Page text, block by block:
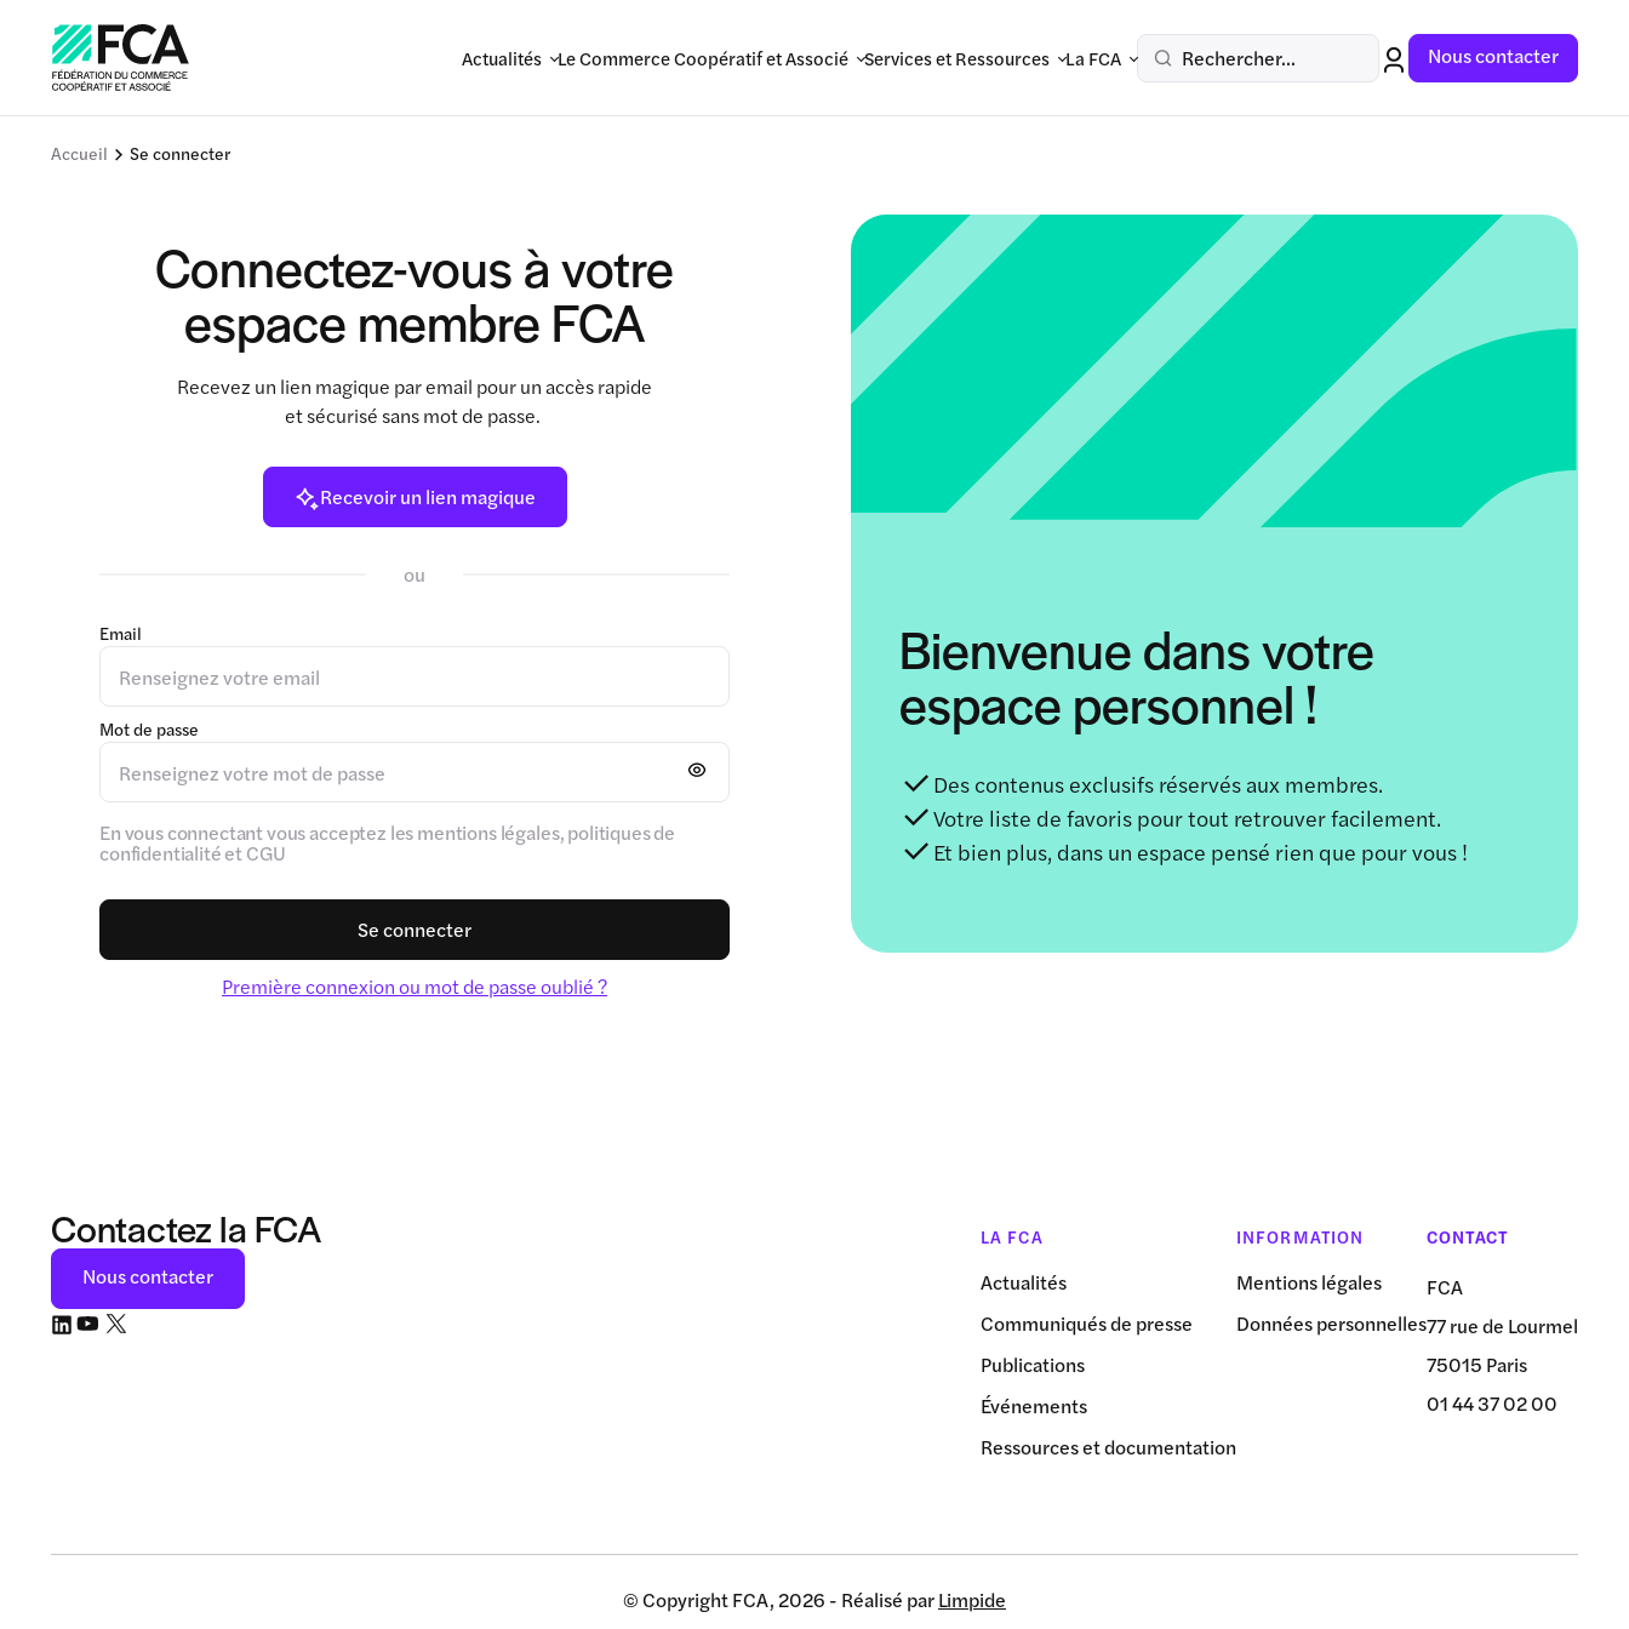
Actualités Le Commerce Coopératif et Associé Services et Ressources La FCA Rechercher... Nous contacter
Accueil Se connecter
Connectez-vous à votre
espace membre FCA
Recevez un lien magique par email pour un accès rapide
et sécurisé sans mot de passe.
Recevoir un lien magique
ou
Email
Mot de passe
En vous connectant vous acceptez les mentions légales, politiques de
confidentialité et CGU
Se connecter
Première connexion ou mot de passe oublié ?
Bienvenue dans votre
espace personnel !
Des contenus exclusifs réservés aux membres.
Votre liste de favoris pour tout retrouver facilement.
Et bien plus, dans un espace pensé rien que pour vous !
Contactez la FCA
Nous contacter
LA FCA
Actualités
Communiqués de presse
Publications
Événements
Ressources et documentation
INFORMATION
Mentions légales
Données personnelles
CONTACT
FCA
77 rue de Lourmel
75015 Paris
01 44 37 02 00
© Copyright FCA, 2026 - Réalisé parLimpide